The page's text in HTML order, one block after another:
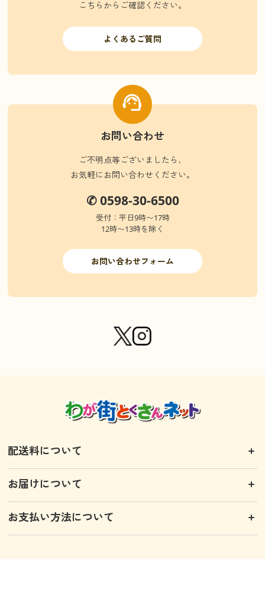
こちらからご確認ください。
よくあるご質問
お問い合わせ
ご不明点等ございましたら、
お気軽にお問い合わせください。
✆ 0598-30-6500
受付：平日9時〜17時
12時〜13時を除く
お問い合わせフォーム
配送料について
お届けについて
お支払い方法について